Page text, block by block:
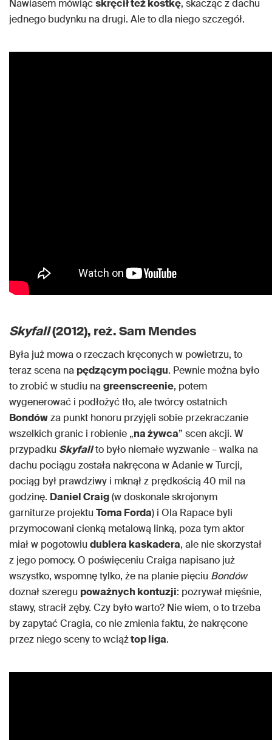
Nawiasem mówiącskręcił też kostkę, skacząc z dachu
jednego budynku na drugi. Ale to dla niego szczegół.
Skyfall(2012), reż. Sam Mendes
Była już mowa o rzeczach kręconych w powietrzu, to
teraz scena na pędzącym pociągu. Pewnie można było
to zrobić w studiu nagreenscreenie, potem
wygenerować i podłożyć tło, ale twórcy ostatnich
Bondówza punkt honoru przyjęli sobie przekraczanie
wszelkich granic i robienie „na żywca” scen akcji. W
przypadku Skyfallto było niemałe wyzwanie – walka na
dachu pociągu została nakręcona w Adanie w Turcji,
pociąg był prawdziwy i mknął z prędkością 40 mil na
godzinę. Daniel Craig(w doskonale skrojonym
garniturze projektu Toma Forda) i Ola Rapace byli
przymocowani cienką metalową linką, poza tym aktor
miał w pogotowiu dublera kaskadera, ale nie skorzystał
z jego pomocy. O poświęceniu Craiga napisano już
wszystko, wspomnę tylko, że na planie pięciu Bondów
doznał szeregu poważnych kontuzji: pozrywał mięśnie,
stawy, stracił zęby. Czy było warto? Nie wiem, o to trzeba
by zapytać Cragia, co nie zmienia faktu, że nakręcone
przez niego sceny to wciążtop liga.